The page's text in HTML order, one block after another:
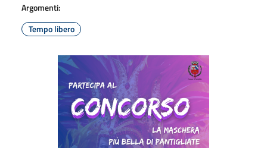
Argomenti:
Tempo libero